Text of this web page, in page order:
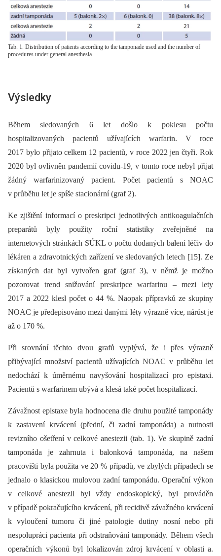
Tab. 1. Distribution of patients according to the tamponade used and the number of
procedures under general anesthesia.
Výsledky
Během sledovaných 6 let došlo k poklesu počtu
hospitalizovaných pacientů užívajících warfarin. V roce
2017 bylo přijato celkem 12 pacientů, v roce 2022 jen čtyři. Rok
2020 byl ovlivněn pandemií covidu-19, v tomto roce nebyl přijat
žádný warfarinizovaný pacient. Počet pacientů s NOAC
v průběhu let je spíše stacionární (graf 2).
Ke zjištění informací o preskripci jednotlivých antikoagulačních
preparátů byly použity roční statistiky zveřejněné na
internetových stránkách SÚKL o počtu dodaných balení léčiv do
lékáren a zdravotnických zařízení ve sledovaných letech [15]. Ze
získaných dat byl vytvořen graf (graf 3), v němž je možno
pozorovat trend snižování preskripce warfarinu –⁠ mezi lety
2017 a 2022 klesl počet o 44 %. Naopak přípravků ze skupiny
NOAC je předepisováno mezi danými léty výrazně více, nárůst je
až o 170 %.
Při srovnání těchto dvou grafů vyplývá, že i přes výrazně
přibývající množství pacientů užívajících NOAC v průběhu let
nedochází k úměrnému navyšování hospitalizací pro epistaxi.
Pacientů s warfarinem ubývá a klesá také počet hospitalizací.
Závažnost epistaxe byla hodnocena dle druhu použité tamponády
k zastavení krvácení (přední, či zadní tamponáda) a nutnosti
revizního ošetření v celkové anestezii (tab. 1). Ve skupině zadní
tamponáda je zahrnuta i balonková tamponáda, na našem
pracovišti byla použita ve 20 % případů, ve zbylých případech se
jednalo o klasickou mulovou zadní tamponádu. Operační výkon
v celkové anestezii byl vždy endoskopický, byl prováděn
v případě pokračujícího krvácení, při recidivě závažného krvácení
k vyloučení tumoru či jiné patologie dutiny nosní nebo při
nespolupráci pacienta při odstraňování tamponády. Během všech
operačních výkonů byl lokalizován zdroj krvácení v oblasti a.